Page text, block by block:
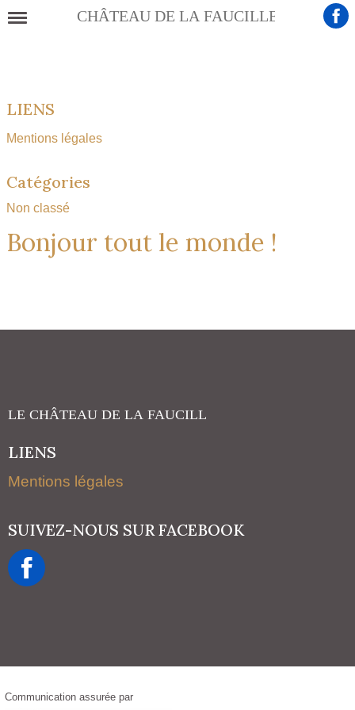
Galerie photos
Le château en vidéo
LIENS
Mentions légales
Catégories
Non classé
Bonjour tout le monde !
LIENS
Mentions légales
SUIVEZ-NOUS SUR FACEBOOK
Communication assurée par